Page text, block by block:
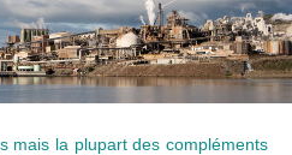
mais la plupart des compléments